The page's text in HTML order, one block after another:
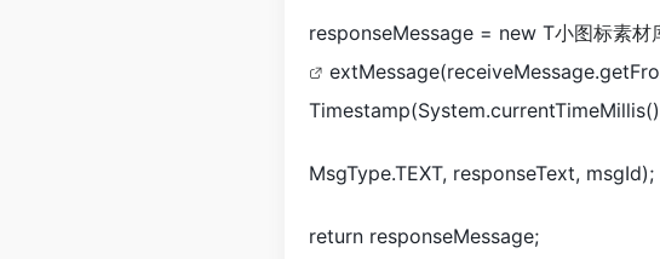
responseMessage = new T小图标素材
MsgType.TEXT, responseText, msgId);
return responseMessage;